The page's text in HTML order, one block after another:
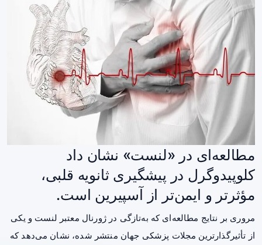
مطالعه‌ای در «لنست» نشان داد
کلوپیدوگرل در پیشگیری ثانویه قلبی،
مؤثرتر و ایمن‌تر از آسپیرین است.
مروری بر نتایج مطالعه‌ای که به‌تازگی در ژورنال معتبر لنست و یکی
از تأثیرگذارترین مجلات پزشکی جهان منتشر شده، نشان می‌دهد که